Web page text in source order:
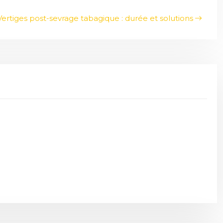
post-sevrage tabagique : durée et solutions